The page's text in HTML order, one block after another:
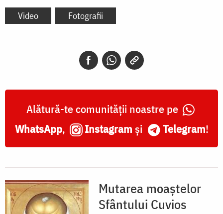
Video Fotografii
Alătură-te comunității noastre pe
WhatsApp, Instagram și Telegram!
Mutarea moaștelor
Sfântului Cuvios